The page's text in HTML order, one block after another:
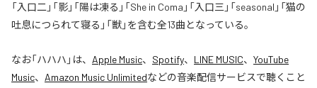
「入口二」「影」「陽は凍る」「She in Coma」「入口三」「seasonal」「猫の
吐息につられて寝る」「獣」を含む全13曲となっている。
なお「ハハハ 」は、 Apple Music、 Spotify、 LINE MUSIC、 YouTube
Music、 Amazon Music Unlimitedなどの音楽配信サービスで聴くこと